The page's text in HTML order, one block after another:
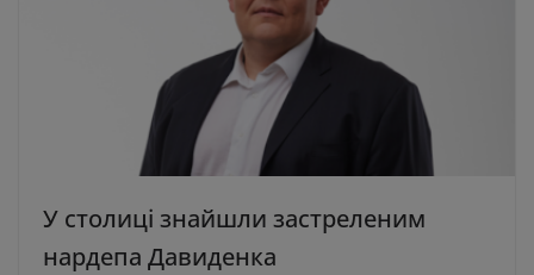
У столиці знайшли застреленим
нардепа Давиденка